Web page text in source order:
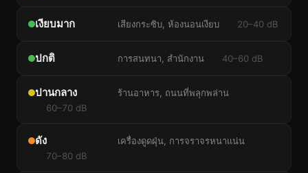
เงียบมาก เสียงกระซิบ, ห้องนอนเงียบ 20–40 dB
ปกติ การสนทนา, สำนักงาน 40–60 dB
ปานกลาง
ร้านอาหาร, ถนนที่พลุกพล่าน
60–70 dB
ดัง
เครื่องดูดฝุ่น, การจราจรหนาแน่น
70–80 dB